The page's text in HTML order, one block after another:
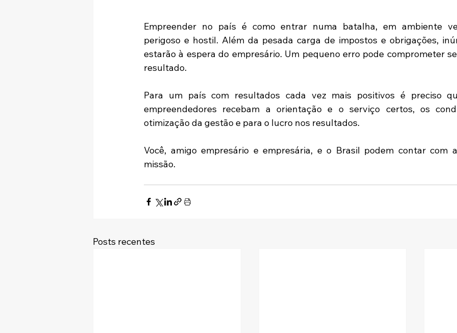
Empreender no país é como entrar numa batalha, em ambiente
perigoso e hostil. Além da pesada carga de impostos e obrigações,
estarão à espera do empresário. Um pequeno erro pode comprometer
resultado.
Para um país com resultados cada vez mais positivos é preciso
empreendedores recebam a orientação e o serviço certos, os
otimização da gestão e para o lucro nos resultados.
Você, amigo empresário e empresária, e o Brasil podem contar com
missão.
Posts recentes